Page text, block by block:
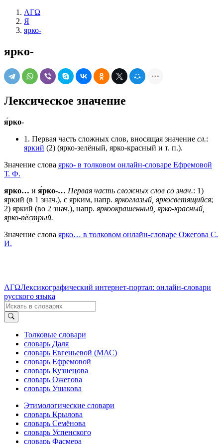
ΛΓΩ
Я
ярко-
ярко-
Лексическое значение
я́рко-
1. Первая часть сложных слов, вносящая значение сл.:
яркий (2) (ярко-зелёный, ярко-красный и т. п.).
Значение слова ярко- в толковом онлайн-словаре Ефремовой
Т. Ф.
ярко… и я́рко-… Первая часть сложных слов со знач.: 1)
яркий (в 1 знач.), с ярким, напр. яркоглазый, яркосветящийся;
2) яркий (во 2 знач.), напр. яркоокрашенный, ярко-красный,
ярко-пёстрый.
Значение слова ярко… в толковом онлайн-словаре Ожегова C.
И.
ΛΓΩЛексикографический интернет-портал: онлайн-словари
русского языка
Толковые словари
словарь Даля
словарь Евгеньевой (МАС)
словарь Ефремовой
словарь Кузнецова
словарь Ожегова
словарь Ушакова
Этимологические словари
словарь Крылова
словарь Семёнова
словарь Успенского
словарь Фасмера